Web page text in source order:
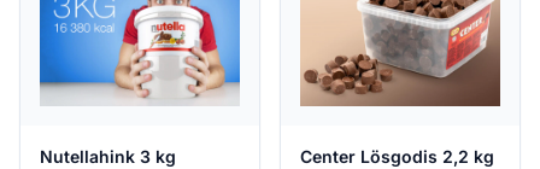
Nutellahink 3 kg Center Lösgodis 2,2 kg